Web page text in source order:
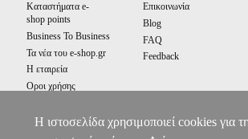
Καταστήματα e-
shop points
Business To Business
Τα νέα του e-shop.gr
Η εταιρεία
Οροι χρήσης
Επικοινωνία
Blog
FAQ
Feedback
Η ιστοσελίδα χρησιμοποιεί cookies για